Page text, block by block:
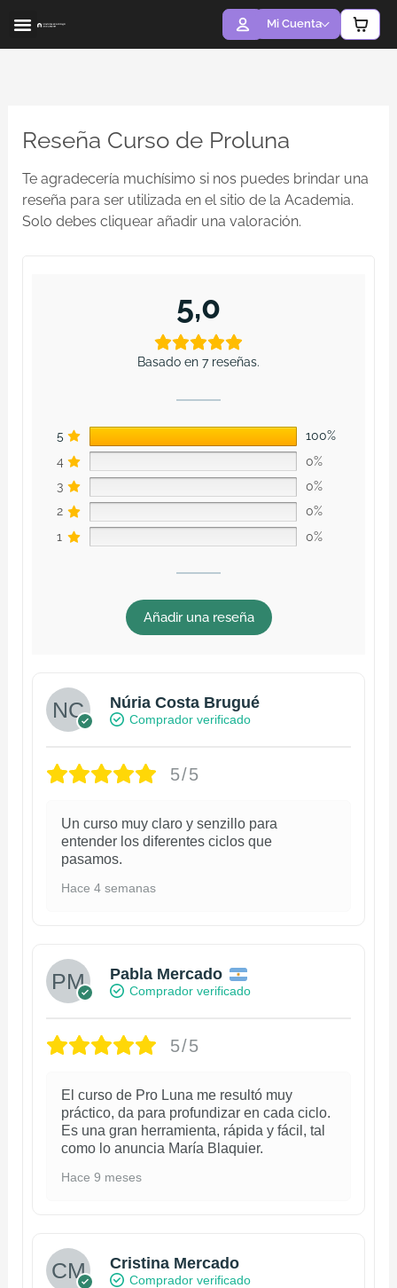
contenido
Mi Cuenta
Reseña Curso de Proluna
Te agradecería muchísimo si nos puedes brindar una
reseña para ser utilizada en el sitio de la Academia.
Solo debes cliquear añadir una valoración.
5,0
Basado en 7 reseñas.
5
100%
4
0%
3
0%
2
0%
1
0%
Añadir una reseña
Núria Costa Brugué
Comprador verificado
5/5
Un curso muy claro y senzillo para
entender los diferentes ciclos que
pasamos.
Hace 4 semanas
Pabla Mercado
Comprador verificado
5/5
El curso de Pro Luna me resultó muy
práctico, da para profundizar en cada ciclo.
Es una gran herramienta, rápida y fácil, tal
como lo anuncia María Blaquier.
Hace 9 meses
Cristina Mercado
Comprador verificado